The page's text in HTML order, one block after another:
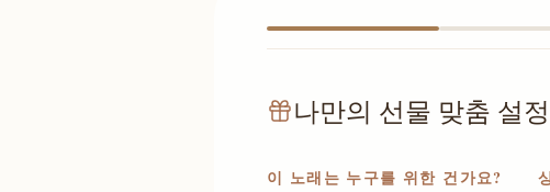
나만의 선물 맞춤 설
이 노래는 누구를 위한 건가요?